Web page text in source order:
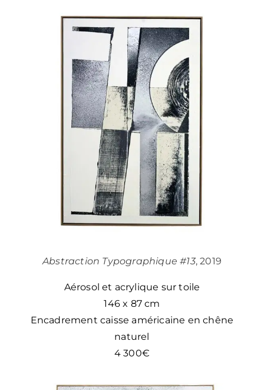
Abstraction Typographique #13, 2019
Aérosol et acrylique sur toile
146 x 87 cm
Encadrement caisse américaine en chêne
naturel
4 300€